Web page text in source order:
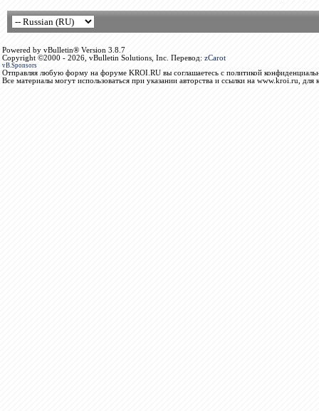
Powered by vBulletin® Version 3.8.7
Copyright ©2000 - 2026, vBulletin Solutions, Inc. Перевод: zCarot
vB.Sponsors
Отправляя любую форму на форуме KROI.RU вы соглашаетесь с политикой
Все материалы могут использоваться при указании авторства и ссылки на www.kroi.ru, для